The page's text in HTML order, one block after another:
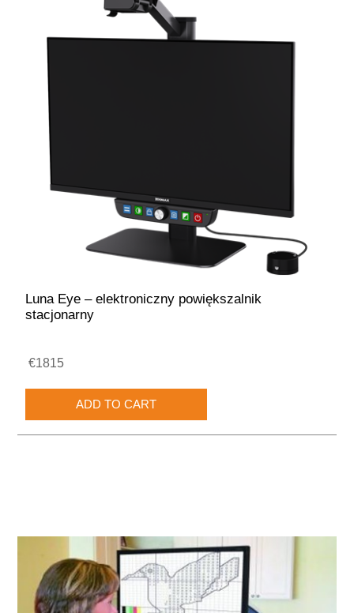
Luna Eye – elektroniczny powiększalnik
stacjonarny
€1815